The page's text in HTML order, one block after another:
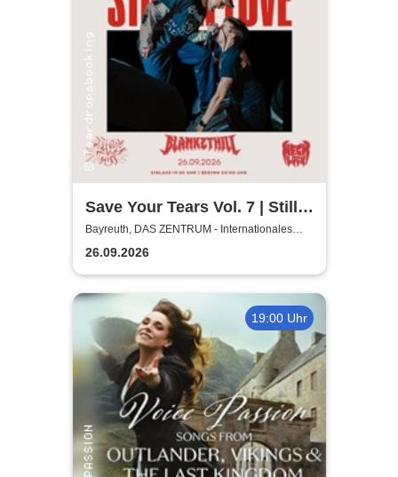
Save Your Tears Vol. 7 | Still
in Love, Blanket Hill,
Necklock, Glass Out
Bayreuth, DAS ZENTRUM - Internationales
Jugendkulturzentrum Bayreuth
26.09.2026
19:00 Uhr